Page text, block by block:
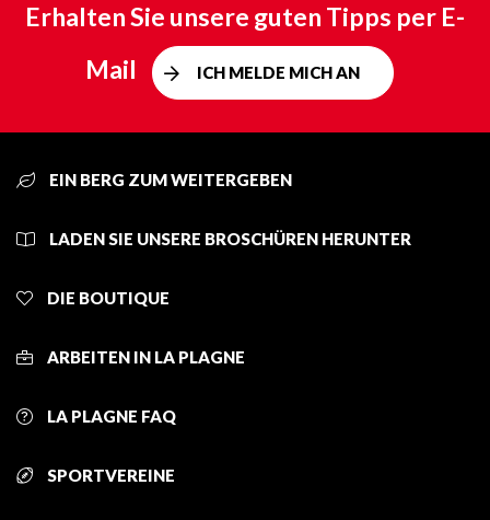
Erhalten Sie unsere guten Tipps per E-
Mail
ICH MELDE MICH AN
EIN BERG ZUM WEITERGEBEN
LADEN SIE UNSERE BROSCHÜREN HERUNTER
DIE BOUTIQUE
ARBEITEN IN LA PLAGNE
LA PLAGNE FAQ
SPORTVEREINE